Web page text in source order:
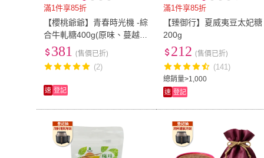
滿1件享85折
【櫻桃爺爺】青春時光機 -綜
合牛軋糖400g(原味、蔓越
莓、咖啡、火山豆)
381 (售價已折)
(2)
速 登記
滿1件享85折
【臻御行】夏威夷豆太妃糖
200g
總銷量>1,000
212 (售價已折)
(141)
速 登記